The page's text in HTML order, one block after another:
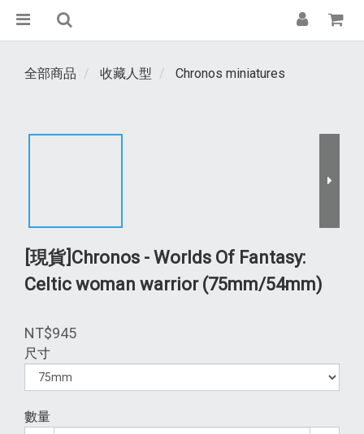
全部商品 收藏人型 Chronos miniatures
[現貨]Chronos - Worlds Of Fantasy:
Celtic woman warrior (75mm/54mm)
NT$945
尺寸
數量